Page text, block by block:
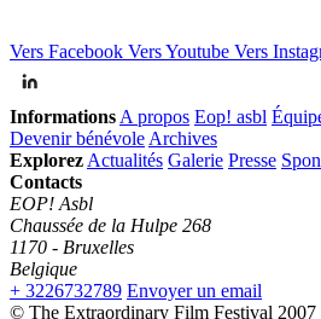
Vers Facebook Vers Youtube Vers
Informations A propos Eop! asbl
Devenir bénévole Archives
Explorez Actualités Galerie Presse
Contacts
EOP! Asbl
Chaussée de la Hulpe 268
1170 - Bruxelles
Belgique
+ 3226732789 Envoyer un email
© The Extraordinary Film Festival 2007